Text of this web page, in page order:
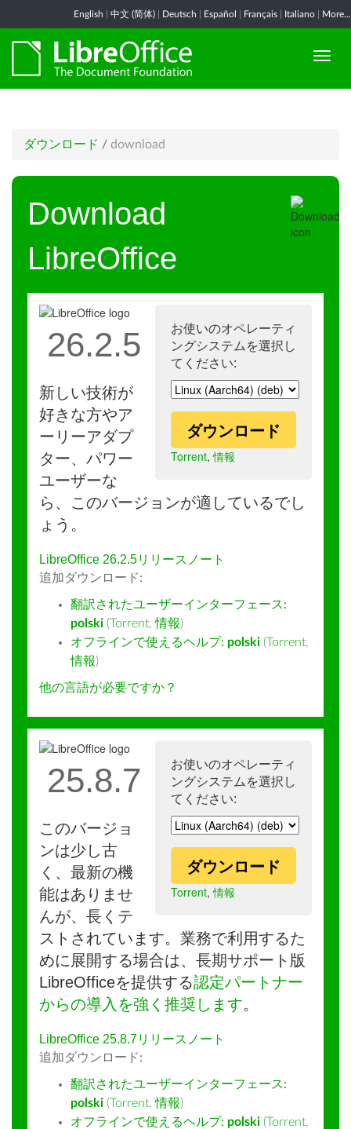
English 中文 (简体) Deutsch Español Français Italiano More...
ダウンロード / download
Download
LibreOffice
お使いのオペレーティ
ングシステムを選択し
てください:
ダウンロード
Torrent,情報
26.2.5
新しい技術が
好きな方やア
ーリーアダプ
ター、パワー
ユーザーな
ら、このバージョンが適しているでし
ょう。
LibreOffice 26.2.5リリースノート
追加ダウンロード:
翻訳されたユーザーインターフェース:
polski (Torrent,情報)
オフラインで使えるヘルプ: polski (Torrent,
情報)
他の言語が必要ですか？
お使いのオペレーティ
ングシステムを選択し
てください:
ダウンロード
Torrent,情報
25.8.7
このバージョ
ンは少し古
く、最新の機
能はありませ
んが、長くテ
ストされています。業務で利用するた
めに展開する場合は、長期サポート版
LibreOfficeを提供する認定パートナー
からの導入を強く推奨します。
LibreOffice 25.8.7リリースノート
追加ダウンロード:
翻訳されたユーザーインターフェース:
polski (Torrent,情報)
オフラインで使えるヘルプ: polski (Torrent,